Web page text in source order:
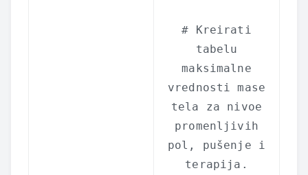
# Kreirati
tabelu
maksimalne
vrednosti mase
tela za nivoe
promenljivih
pol, pušenje i
terapija.